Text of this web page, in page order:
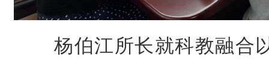
杨伯江所长就科教融合